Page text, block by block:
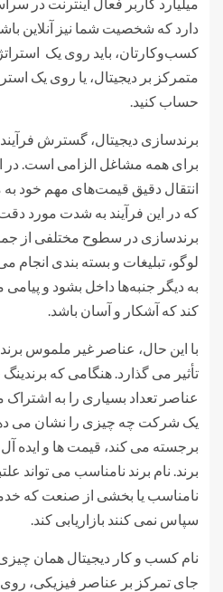
میلیارد کاربر فعال اینترنت در
دارد که شخصیت شما نیز آنلاین
کسب‌وکارتان، باید روی یک
متمرکز بر دیجیتال، یا روی یک
حساب کنید.
برندسازی دیجیتال، گسترش
برای همه مشاغل الزامی است. در
انتقال دقیق قیمت‌های مهم خود
که در این فرآیند به شدت مورد دقت
برندسازی در سطوح مختلفی از
لوگو، تبلیغات و بسته بندی انجام
به دیگر جنبه‌ها داخل بشود و
کند که آشکار و آسان باشد.
با این حال، عناصر غیر ملموس
تأثیر می گذارد. هنگامی که
عناصر تعداد بسیاری را به اشتراک
یک شرکت چه چیزی را نشان می
برجسته می کند، قیمت ها و ایده
برند. نام برند نامناسب می تواند
نامناسب یا بخشی از صنعت که
سپاس نمی کنند بازاریابی کند.
نام کسب و کار دیجیتال همان
جای تمرکز بر عناصر فیزیکی،